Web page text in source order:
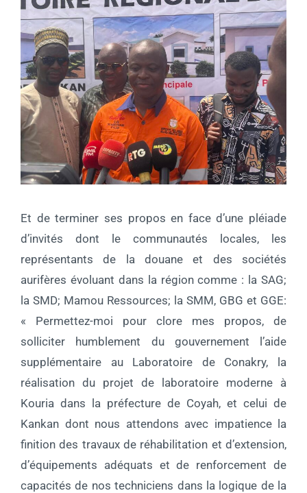
Et de terminer ses propos en face d’une pléiade
d’invités dont le communautés locales, les
représentants de la douane et des sociétés
aurifères évoluant dans la région comme : la SAG;
la SMD; Mamou Ressources; la SMM, GBG et GGE:
« Permettez-moi pour clore mes propos, de
solliciter humblement du gouvernement l’aide
supplémentaire au Laboratoire de Conakry, la
réalisation du projet de laboratoire moderne à
Kouria dans la préfecture de Coyah, et celui de
Kankan dont nous attendons avec impatience la
finition des travaux de réhabilitation et d’extension,
d’équipements adéquats et de renforcement de
capacités de nos techniciens dans la logique de la